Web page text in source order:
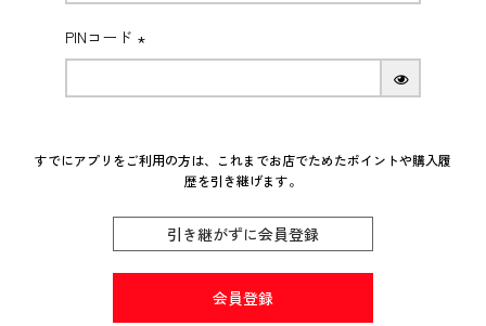
PINコード
(必
会員登録
引き継がずに会員登録
すでにアプリをご利用の方は、これまでお店でためたポイントや購入履
歴を引き継げます。